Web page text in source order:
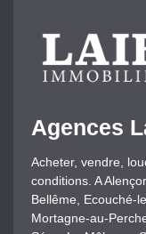
Agences
Acheter, vendre,
conditions. A
Bellême, Ecouché-
Mortagne-au-